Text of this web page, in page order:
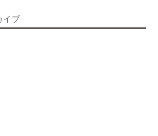
イブ